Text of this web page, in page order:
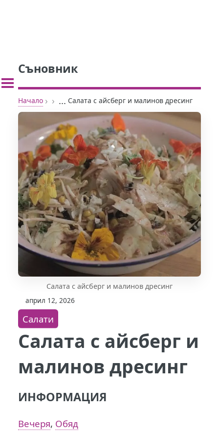
Съновник
Начало › › ... Салата с айсберг и малинов дресинг
Салата с айсберг и малинов дресинг
април 12, 2026
Салати
Салата с айсберг и
малинов дресинг
ИНФОРМАЦИЯ
Вечеря, Обяд